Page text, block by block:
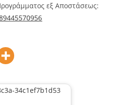
εξ Αποστάσεως: